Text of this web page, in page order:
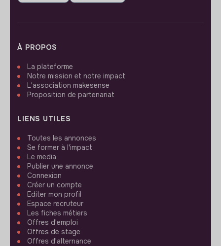
À PROPOS
La plateforme
Notre mission et notre impact
L'association makesense
Proposition de partenariat
LIENS UTILES
Toutes les annonces
Se former à l'impact
Le media
Publier une annonce
Connexion
Créer un compte
Editer mon profil
Espace recruteur
Les fiches métiers
Offres d'emploi
Offres de stage
Offres d'alternance